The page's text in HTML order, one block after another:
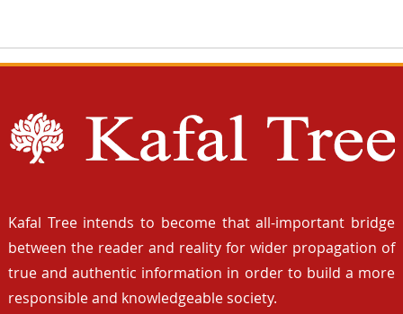
Kafal Tree intends to become that all-important bridge
between the reader and reality for wider propagation of
true and authentic information in order to build a more
responsible and knowledgeable society.